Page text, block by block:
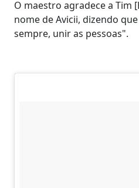
O maestro agradece a Tim
nome de Avicii, dizendo
sempre, unir as pessoas".